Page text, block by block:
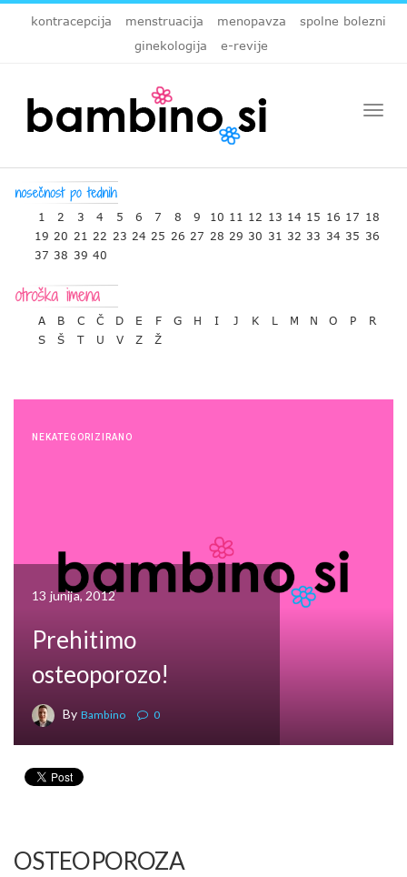
kontracepcija menstruacija menopavza
spolne bolezni
ginekologija
e-revije
1 2 3 4 5 6 7 8 9 10 11 12 13 14 15 16 17 18
19 20 21 22 23 24 25 26 27 28 29 30 31 32 33 34 35 36
37 38 39 40
A B C Č D E F G H I J K L M N O P
R
S
Š T U V Z Ž
NEKATEGORIZIRANO
13 junija, 2012
Prehitimo
osteoporozo!
By Bambino 0
OSTEOPOROZA